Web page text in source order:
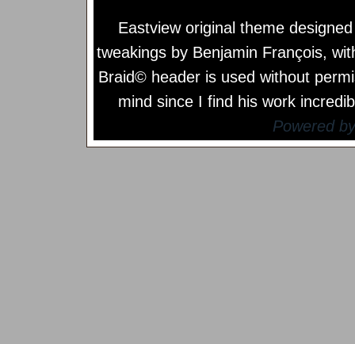
Eastview original theme
tweakings by Benjamin François,
Braid© header is used without
mind since I find his work
Powered